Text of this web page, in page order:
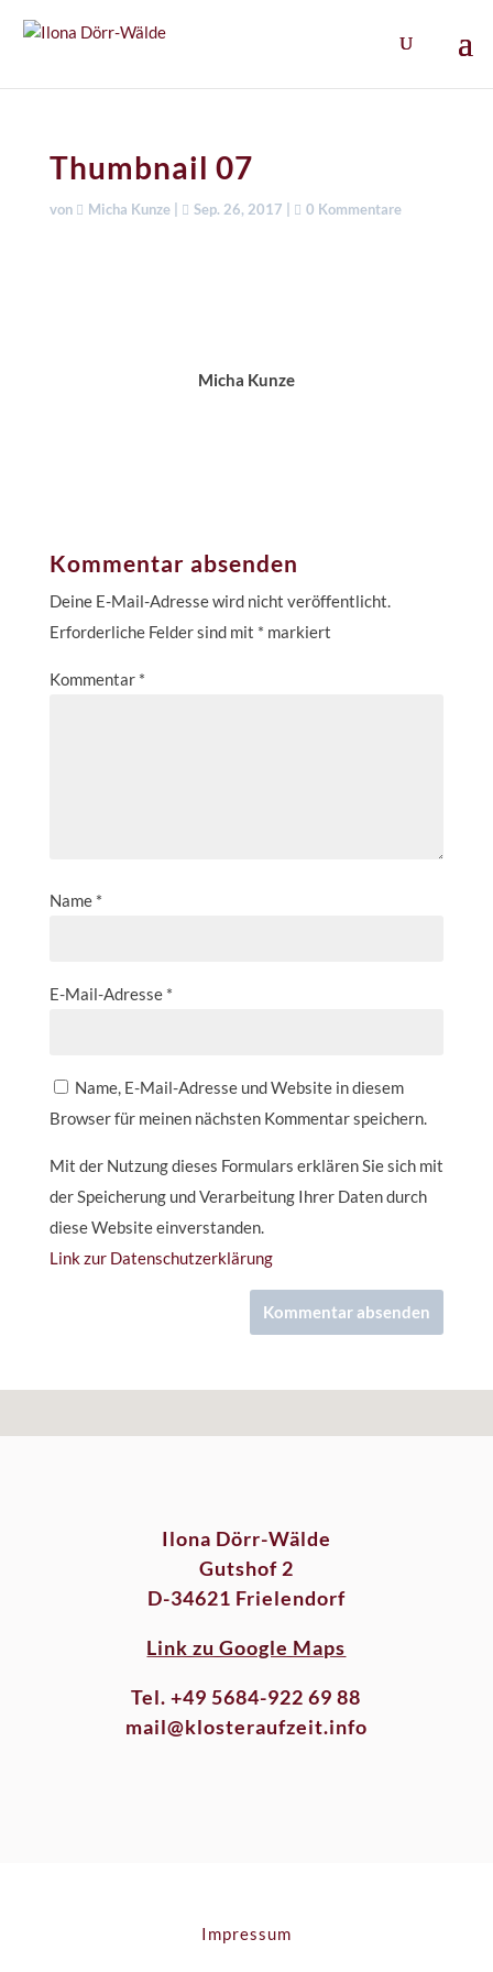
Thumbnail 07
von Micha Kunze| Sep. 26, 2017 0 Kommentare
Micha Kunze
Kommentar absenden
Deine E-Mail-Adresse wird nicht veröffentlicht.
Erforderliche Felder sind mit * markiert
Kommentar *
Name *
E-Mail-Adresse *
Name, E-Mail-Adresse und Website in diesem
Browser für meinen nächsten Kommentar speichern.
Mit der Nutzung dieses Formulars erklären Sie sich mit
der Speicherung und Verarbeitung Ihrer Daten durch
diese Website einverstanden.
Link zur Datenschutzerklärung
Ilona Dörr-Wälde
Gutshof 2
D-34621 Frielendorf
Link zu Google Maps
Tel. +49 5684-922 69 88
mail@klosteraufzeit.info
Impressum